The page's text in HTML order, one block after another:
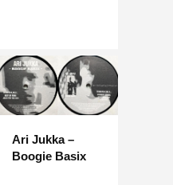
Ari Jukka –
Boogie Basix